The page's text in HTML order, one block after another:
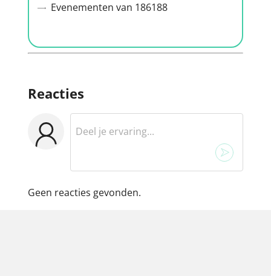
Evenementen van 186188
Reacties
Geen reacties gevonden.